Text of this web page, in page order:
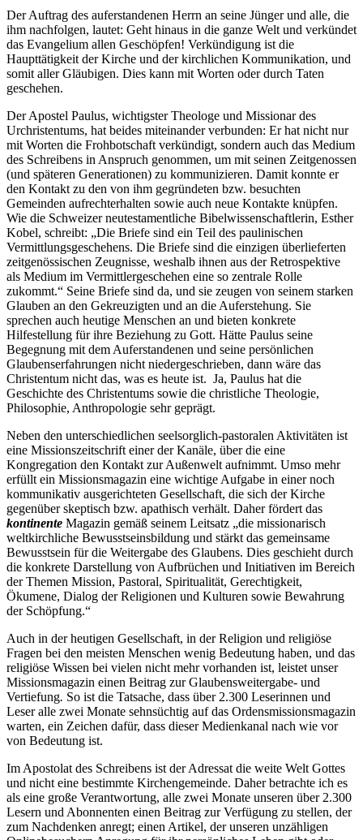
Der Auftrag des auferstandenen Herrn an seine Jünger und alle, die
ihm nachfolgen, lautet: Geht hinaus in die ganze Welt und verkündet
das Evangelium allen Geschöpfen! Verkündigung ist die
Haupttätigkeit der Kirche und der kirchlichen Kommunikation, und
somit aller Gläubigen. Dies kann mit Worten oder durch Taten
geschehen.
Der Apostel Paulus, wichtigster Theologe und Missionar des
Urchristentums, hat beides miteinander verbunden: Er hat nicht nur
mit Worten die Frohbotschaft verkündigt, sondern auch das Medium
des Schreibens in Anspruch genommen, um mit seinen Zeitgenossen
(und späteren Generationen) zu kommunizieren. Damit konnte er
den Kontakt zu den von ihm gegründeten bzw. besuchten
Gemeinden aufrechterhalten sowie auch neue Kontakte knüpfen.
Wie die Schweizer neutestamentliche Bibelwissenschaftlerin, Esther
Kobel, schreibt: „Die Briefe sind ein Teil des paulinischen
Vermittlungsgeschehens. Die Briefe sind die einzigen überlieferten
zeitgenössischen Zeugnisse, weshalb ihnen aus der Retrospektive
als Medium im Vermittlergeschehen eine so zentrale Rolle
zukommt.“ Seine Briefe sind da, und sie zeugen von seinem starken
Glauben an den Gekreuzigten und an die Auferstehung. Sie
sprechen auch heutige Menschen an und bieten konkrete
Hilfestellung für ihre Beziehung zu Gott. Hätte Paulus seine
Begegnung mit dem Auferstandenen und seine persönlichen
Glaubenserfahrungen nicht niedergeschrieben, dann wäre das
Christentum nicht das, was es heute ist. Ja, Paulus hat die
Geschichte des Christentums sowie die christliche Theologie,
Philosophie, Anthropologie sehr geprägt.
Neben den unterschiedlichen seelsorglich-pastoralen Aktivitäten ist
eine Missionszeitschrift einer der Kanäle, über die eine
Kongregation den Kontakt zur Außenwelt aufnimmt. Umso mehr
erfüllt ein Missionsmagazin eine wichtige Aufgabe in einer noch
kommunikativ ausgerichteten Gesellschaft, die sich der Kirche
gegenüber skeptisch bzw. apathisch verhält. Daher fördert das
kontinente Magazin gemäß seinem Leitsatz „die missionarisch
weltkirch­liche Bewusstseinsbildung und stärkt das gemeinsame
Bewusstsein für die Weitergabe des Glaubens. Dies geschieht durch
die konkrete Darstellung von Aufbrüchen und Initiativen im Bereich
der Themen Mission, Pastoral, Spiritualität, Gerechtigkeit,
Ökumene, Dialog der Religionen und Kulturen sowie Bewahrung
der Schöpfung.“
Auch in der heutigen Gesellschaft, in der Religion und religiöse
Fragen bei den meisten Menschen wenig Bedeutung haben, und das
religiöse Wissen bei vielen nicht mehr vorhanden ist, leistet unser
Missionsmagazin einen Beitrag zur Glaubensweitergabe- und
Vertiefung. So ist die Tatsache, dass über 2.300 Leserinnen und
Leser alle zwei Monate sehnsüchtig auf das Ordensmissionsmagazin
warten, ein Zeichen dafür, dass dieser Medienkanal nach wie vor
von Bedeutung ist.
Im Apostolat des Schreibens ist der Adressat die weite Welt Gottes
und nicht eine bestimmte Kirchengemeinde. Daher betrachte ich es
als eine große Verantwortung, alle zwei Monate unseren über 2.300
Lesern und Abonnenten einen Beitrag zur Verfügung zu stellen, der
zum Nachdenken anregt; einen Artikel, der unseren unzähligen